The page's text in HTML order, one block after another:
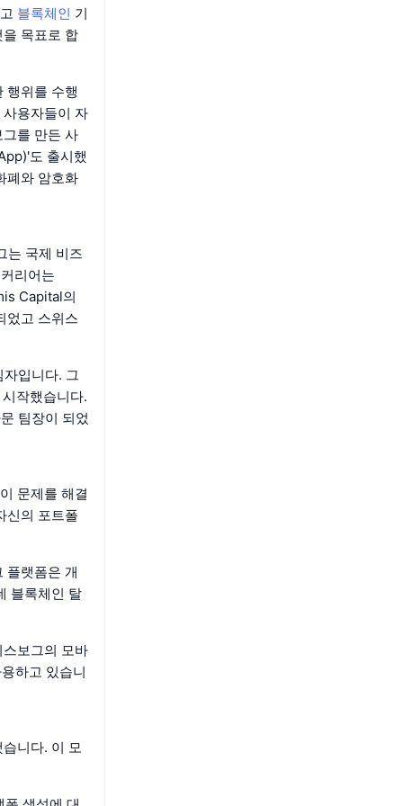
블록체인 기
목표로 합
행위를 수행
용자들이 자
를 만든 사
도 출시했
폐와 암호화
는 국제 비즈
리어는
Capital의
었고 스위스
입니다. 그
작했습니다.
팀장이 되었
문제를 해결
신의 포트폴
플랫폼은 개
블록체인 탈
보그의 모바
하고 있습니
니다. 이 모